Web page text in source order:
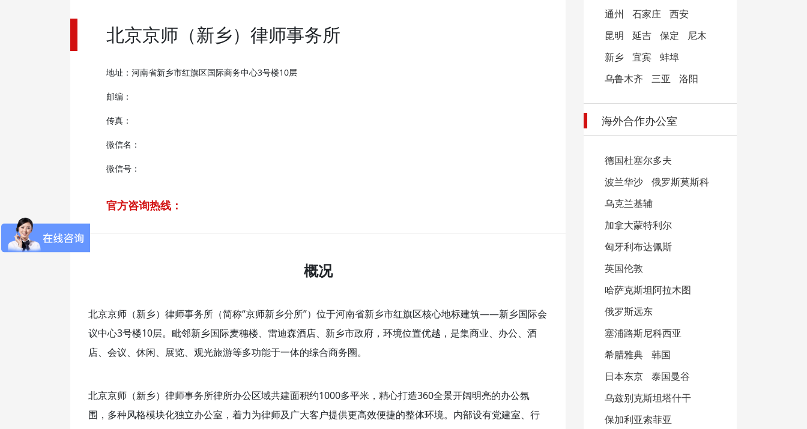
北京京师（新乡）律师事务所
地址：河南省新乡市红旗区国际商务中心3号楼10层
邮编：
传真：
微信名：
微信号：
官方咨询热线：
概况
北京京师（新乡）律师事务所（简称“京师新乡分所”）位于河南省新乡市红旗区核心地标建筑——新乡国际会
议中心3号楼10层。毗邻新乡国际麦穗楼、雷迪森酒店、新乡市政府，环境位置优越，是集商业、办公、酒
店、会议、休闲、展览、观光旅游等多功能于一体的综合商务圈。
北京京师（新乡）律师事务所律所办公区域共建面积约1000多平米，精心打造360全景开阔明亮的办公氛
围，多种风格模块化独立办公室，着力为律师及广大客户提供更高效便捷的整体环境。内部设有党建室、行
通州
石家庄
西安
昆明
延吉 保定
尼木
新乡
宜宾
蚌埠
乌鲁木齐
三亚 洛阳
海外合作办公室
德国杜塞尔多夫
波兰华沙
俄罗斯莫斯科
乌克兰基辅
加拿大蒙特利尔
匈牙利布达佩斯
英国伦敦
哈萨克斯坦阿拉木图
俄罗斯远东
塞浦路斯尼科西亚
希腊雅典
韩国
日本东京
泰国曼谷
乌兹别克斯坦塔什干
保加利亚索菲亚